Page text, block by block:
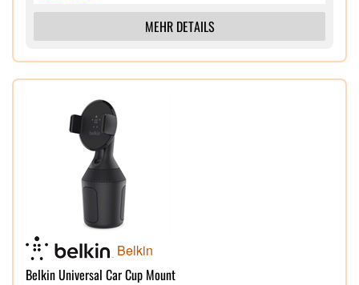
MEHR DETAILS
Belkin
Belkin Universal Car Cup Mount